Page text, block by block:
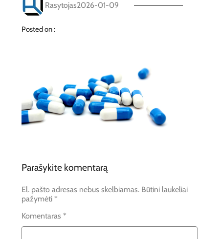
Rasytojas2026-01-09
Posted on :
Parašykite komentarą
El. pašto adresas nebus skelbiamas. Būtini laukeliai
pažymėti *
Komentaras *